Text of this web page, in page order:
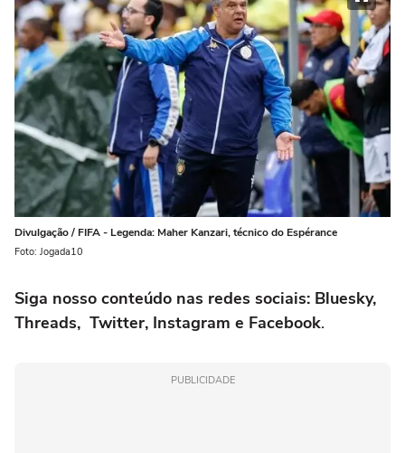
Divulgação / FIFA - Legenda: Maher Kanzari, técnico do Espérance
Foto: Jogada10
Siga nosso conteúdo nas redes sociais: Bluesky,
Threads, Twitter, Instagram e Facebook.
PUBLICIDADE